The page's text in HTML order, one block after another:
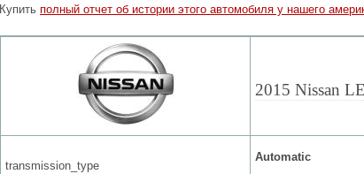
Купить полный отчет об истории этого автомобиля у нашего
2015 Nissan
transmission_type
Automatic